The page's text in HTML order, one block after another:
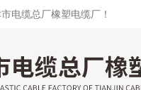
电缆总厂橡塑电缆厂！